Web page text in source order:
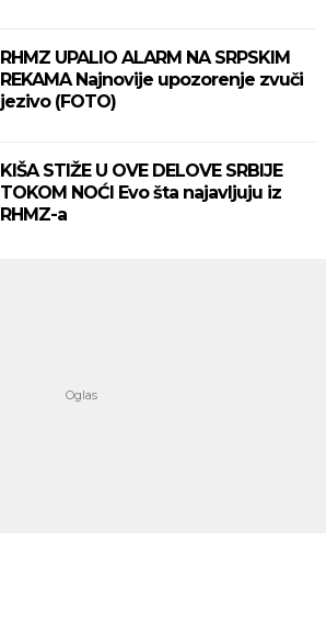
RHMZ UPALIO ALARM NA SRPSKIM
REKAMA Najnovije upozorenje zvuči
jezivo (FOTO)
KIŠA STIŽE U OVE DELOVE SRBIJE
TOKOM NOĆI Evo šta najavljuju iz
RHMZ-a